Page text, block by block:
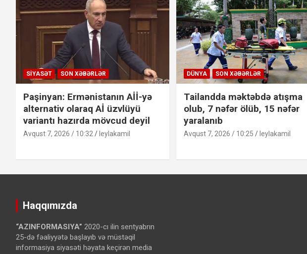
SIYASƏT SON XƏBƏRLƏR
Paşinyan: Ermənistanın Aİİ-yə
alternativ olaraq Aİ üzvlüyü
variantı hazırda mövcud deyil
Avqust 7, 2026 / 10:32 leylakamil
DÜNYA SON XƏBƏRLƏR
Tailandda məktəbdə atışma
olub, 7 nəfər ölüb, 15 nəfər
yaralanıb
Avqust 7, 2026 / 10:25 leylakamil
Haqqımızda
“AZINFORMASIYA” 2020-cı ilin sentyabrın
25-də fəaliyyətə başlayıb və müstəqil
informasiya siyasəti həyata keçirən media